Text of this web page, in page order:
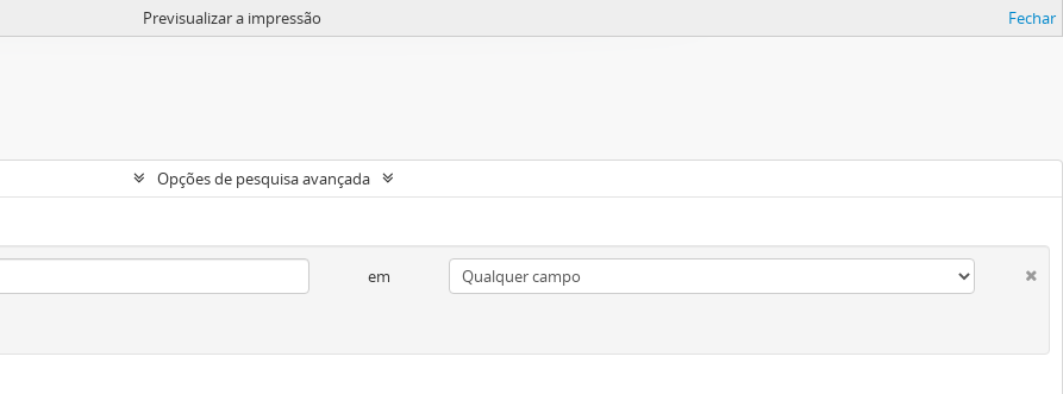
Previsualizar a impressão Fechar
Opções de pesquisa avançada
em